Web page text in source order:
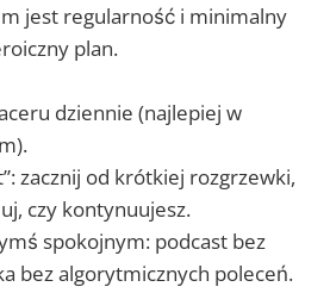
jest regularność i minimalny
plan.
dziennie (najlepiej w
zacznij od krótkiej rozgrzewki,
czy kontynuujesz.
spokojnym: podcast bez
bez algorytmicznych poleceń.